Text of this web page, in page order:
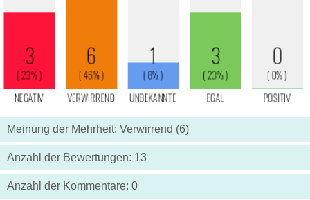
Meinung der Mehrheit: Verwirrend (6)
Anzahl der Bewertungen: 13
Anzahl der Kommentare: 0